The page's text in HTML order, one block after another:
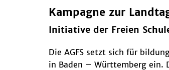
Kampagne zur
Initiative der Freien
Die AGFS setzt sich für
in Baden – Württemberg ein.